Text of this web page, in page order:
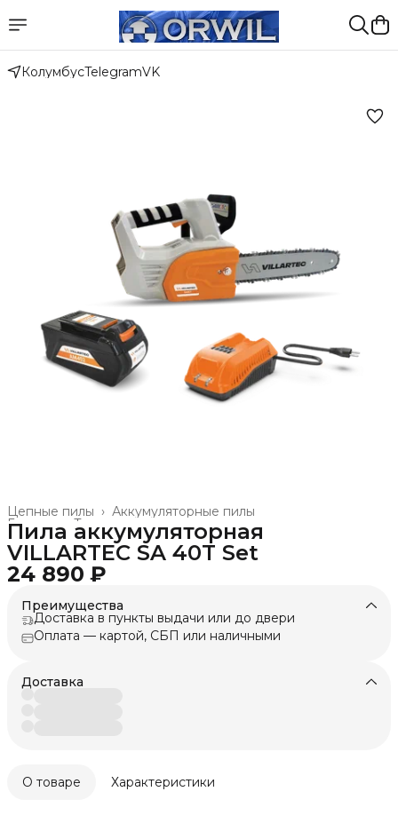
КолумбусTelegramVK
Аккумуляторные пилы
Цепные пилы ›
Техника для леса, сада, парка
Главная ›
Пила аккумуляторная
VILLARTEC SA 40T Set
24 890 ₽
Преимущества
Доставка в пункты выдачи или до двери
Оплата — картой, СБП или наличными
Доставка
О товаре Характеристики